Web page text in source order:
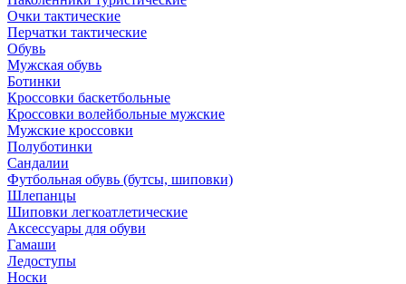
Очки тактические
Перчатки тактические
Обувь
Мужская обувь
Ботинки
Кроссовки баскетбольные
Кроссовки волейбольные мужские
Мужские кроссовки
Полуботинки
Сандалии
Футбольная обувь (бутсы, шиповки)
Шлепанцы
Шиповки легкоатлетические
Аксессуары для обуви
Гамаши
Ледоступы
Носки